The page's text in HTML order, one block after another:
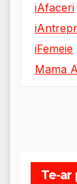
iAfaceri
iFemeie
Mama
Te-ar